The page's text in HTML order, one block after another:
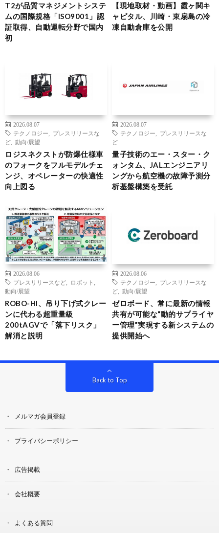
T2が品質マネジメントシステ
ムの国際規格「ISO9001」認
証取得、自動運転分野で国内
初
【現地取材・動画】霞ヶ関キ
ャピタル、川崎・東扇島の冷
凍自動倉庫を公開
2026.08.07
テクノロジー
プレスリリースな
ど
動向/展望
ロジスネクストが防爆仕様車
のフォークをフルモデルチェ
ンジ、オペレーターの快適性
向上図る
2026.08.07
テクノロジー
プレスリリースな
ど
量子技術のエー・スター・ク
ォンタム、JALエンジニアリ
ングから航空機の故障予測分
析基盤構築を受託
2026.08.06
プレスリリースなど
ロボット
動向/展望
ROBO-HI、吊り下げ式クレー
ンに代わる超重量級
200tAGVで「落下リスク」
解消と説明
2026.08.06
テクノロジー
プレスリリースな
ど
動向/展望
ゼロボード、常に最新の情報
共有が可能な“動的サプライヤ
ー管理”実現する新システムの
提供開始へ
Back to Top
メルマガ会員登録
プライバシーポリシー
広告掲載
会社概要
よくある質問